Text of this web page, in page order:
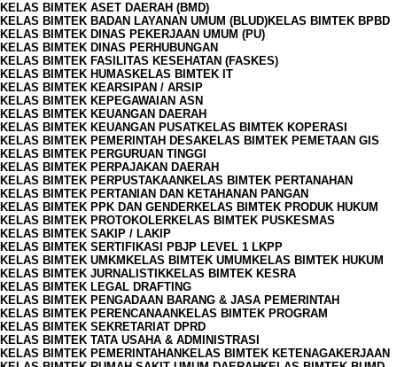
KELAS BIMTEK ASET DAERAH (BMD)
KELAS BIMTEK BADAN LAYANAN UMUM (BLUD)KELAS BIMTEK BPBD
KELAS BIMTEK DINAS PEKERJAAN UMUM (PU)
KELAS BIMTEK DINAS PERHUBUNGAN
KELAS BIMTEK FASILITAS KESEHATAN (FASKES)
KELAS BIMTEK HUMAS KELAS BIMTEK IT
KELAS BIMTEK KEARSIPAN / ARSIP
KELAS BIMTEK KEPEGAWAIAN ASN
KELAS BIMTEK KEUANGAN DAERAH
KELAS BIMTEK KEUANGAN PUSATKELAS BIMTEK KOPERASI
KELAS BIMTEK PEMERINTAH DESAKELAS BIMTEK PEMETAAN GIS
KELAS BIMTEK PERGURUAN TINGGI
KELAS BIMTEK PERPAJAKAN DAERAH
KELAS BIMTEK PERPUSTAKAAN KELAS BIMTEK PERTANAHAN
KELAS BIMTEK PERTANIAN DAN KETAHANAN PANGAN
KELAS BIMTEK PPK DAN GENDERKELAS BIMTEK PRODUK HUKUM
KELAS BIMTEK PROTOKOLERKELAS BIMTEK PUSKESMAS
KELAS BIMTEK SAKIP / LAKIP
KELAS BIMTEK SERTIFIKASI PBJP LEVEL 1 LKPP
KELAS BIMTEK UMKM KELAS BIMTEK UMUM KELAS BIMTEK HUKUM
KELAS BIMTEK JURNALISTIKKELAS BIMTEK KESRA
KELAS BIMTEK LEGAL DRAFTING
KELAS BIMTEK PENGADAAN BARANG & JASA PEMERINTAH
KELAS BIMTEK PERENCANAAN KELAS BIMTEK PROGRAM
KELAS BIMTEK SEKRETARIAT DPRD
KELAS BIMTEK TATA USAHA & ADMINISTRASI
KELAS BIMTEK PEMERINTAHAN KELAS BIMTEK KETENAGAKERJAAN